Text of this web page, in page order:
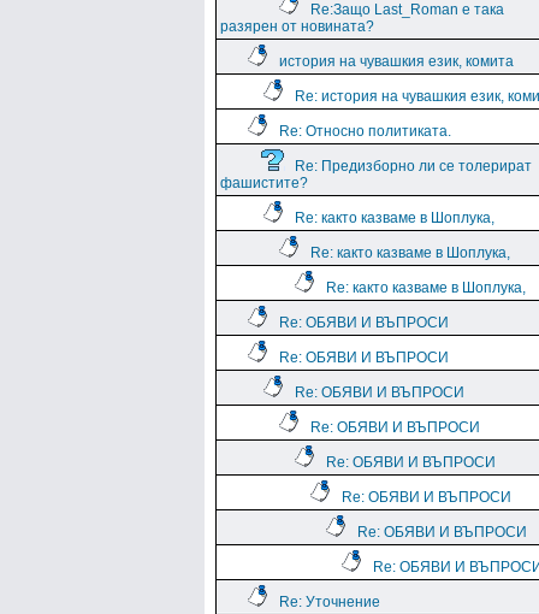
Re:Защо Last_Roman e така
разярен от новината?
история на чувашкия език, комита
Re: история на чувашкия език,
Re: Относно политиката.
Re: Предизборно ли се толерират
фашистите?
Re: както казваме в Шоплука,
Re: както казваме в Шоплука,
Re: както казваме в Шоплука,
Re: ОБЯВИ И ВЪПРОСИ
Re: ОБЯВИ И ВЪПРОСИ
Re: ОБЯВИ И ВЪПРОСИ
Re: ОБЯВИ И ВЪПРОСИ
Re: ОБЯВИ И ВЪПРОСИ
Re: ОБЯВИ И ВЪПРОСИ
Re: ОБЯВИ И ВЪПРОСИ
Re: ОБЯВИ И
Re: Уточнение